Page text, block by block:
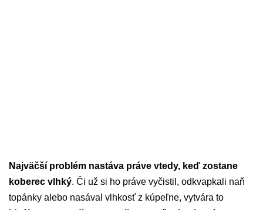
Najväčší problém nastáva práve vtedy, keď zostane
koberec vlhký. Či už si ho práve vyčistil, odkvapkali naň
topánky alebo nasával vlhkosť z kúpeľne, vytvára to